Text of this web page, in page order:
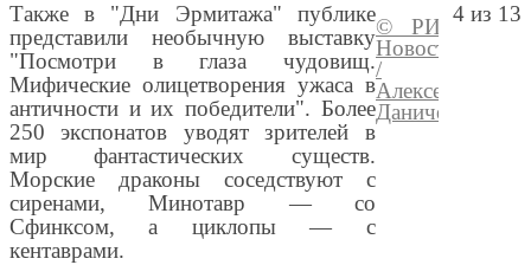
Также в "Дни Эрмитажа" публике
представили необычную выставку
"Посмотри в глаза чудовищ.
Мифические олицетворения ужаса в
античности и их победители". Более
250 экспонатов уводят зрителей в
мир фантастических существ.
Морские драконы соседствуют с
сиренами, Минотавр — со
Сфинксом, а циклопы — с
кентаврами.
© РИА
Новости
/
Алексей
Даничев
4 из 13